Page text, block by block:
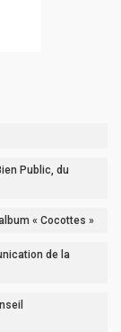
Public, du
« Cocottes »
de la